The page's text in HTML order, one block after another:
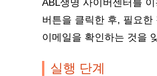
ABL생명 사이버센터를
버튼을 클릭한 후, 필요
이메일을 확인하는 것을
실행 단계